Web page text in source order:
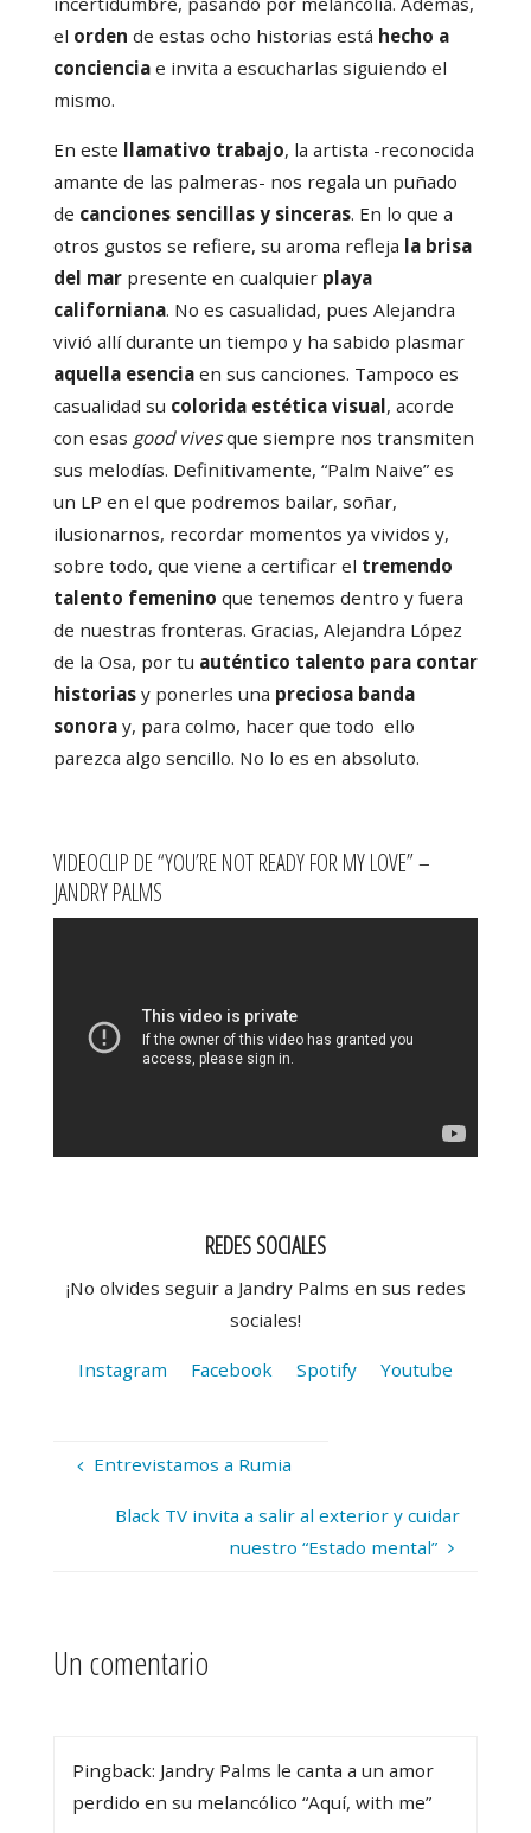
el orden de estas ocho historias está hecho a
concienciae invita a escucharlas siguiendo el
mismo.
En este llamativo trabajo, la artista -reconocida
amante de las palmeras- nos regala un puñado
de canciones sencillas y sinceras. En lo que a
otros gustos se refiere, su aroma refleja la brisa
del mar presente en cualquier playa
californiana. No es casualidad, pues Alejandra
vivió allí durante un tiempo y ha sabido plasmar
aquella esenciaen sus canciones. Tampoco es
casualidad su colorida estética visual, acorde
con esas good vivesque siempre nos transmiten
sus melodías. Definitivamente, “Palm Naive” es
un LP en el que podremos bailar, soñar,
ilusionarnos, recordar momentos ya vividos y,
sobre todo, que viene a certificar el tremendo
talento femenino que tenemos dentro y fuera
de nuestras fronteras. Gracias, Alejandra López
de la Osa, por tu auténtico talento para contar
historiasy ponerles una preciosa banda
sonoray, para colmo, hacer que todo ello
parezca algo sencillo. No lo es en absoluto.
VIDEOCLIP DE “YOU’RE NOT READY FOR MY LOVE” –
JANDRY PALMS
REDES SOCIALES
¡No olvides seguir a Jandry Palms en sus redes
sociales!
Instagram Facebook Spotify Youtube
Entrevistamos a Rumia
Black TV invita a salir al exterior y cuidar
nuestro “Estado mental”
Un comentario
Pingback: Jandry Palms le canta a un amor
perdido en su melancólico “Aquí, with me”